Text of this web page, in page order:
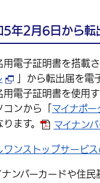
5年2月6日から転
電子証明書を搭載さ
」から転出届を電
電子証明書を使用
ンから「 マイナポー
ます。
マイナン
ワンストップサービス
ンバーカードや住民